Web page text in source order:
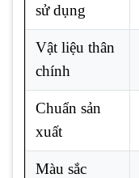
sử dụng
Vật liệu thân
chính
Chuẩn sản
xuất
Màu sắc